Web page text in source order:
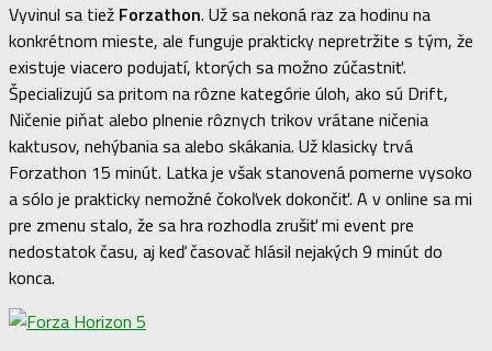
Vyvinul sa tiež Forzathon. Už sa nekoná raz za hodinu na
konkrétnom mieste, ale funguje prakticky nepretržite s tým, že
existuje viacero podujatí, ktorých sa možno zúčastniť.
Špecializujú sa pritom na rôzne kategórie úloh, ako sú Drift,
Ničenie piňat alebo plnenie rôznych trikov vrátane ničenia
kaktusov, nehýbania sa alebo skákania. Už klasicky trvá
Forzathon 15 minút. Latka je však stanovená pomerne vysoko
a sólo je prakticky nemožné čokoľvek dokončiť. A v online sa mi
pre zmenu stalo, že sa hra rozhodla zrušiť mi event pre
nedostatok času, aj keď časovač hlásil nejakých 9 minút do
konca.